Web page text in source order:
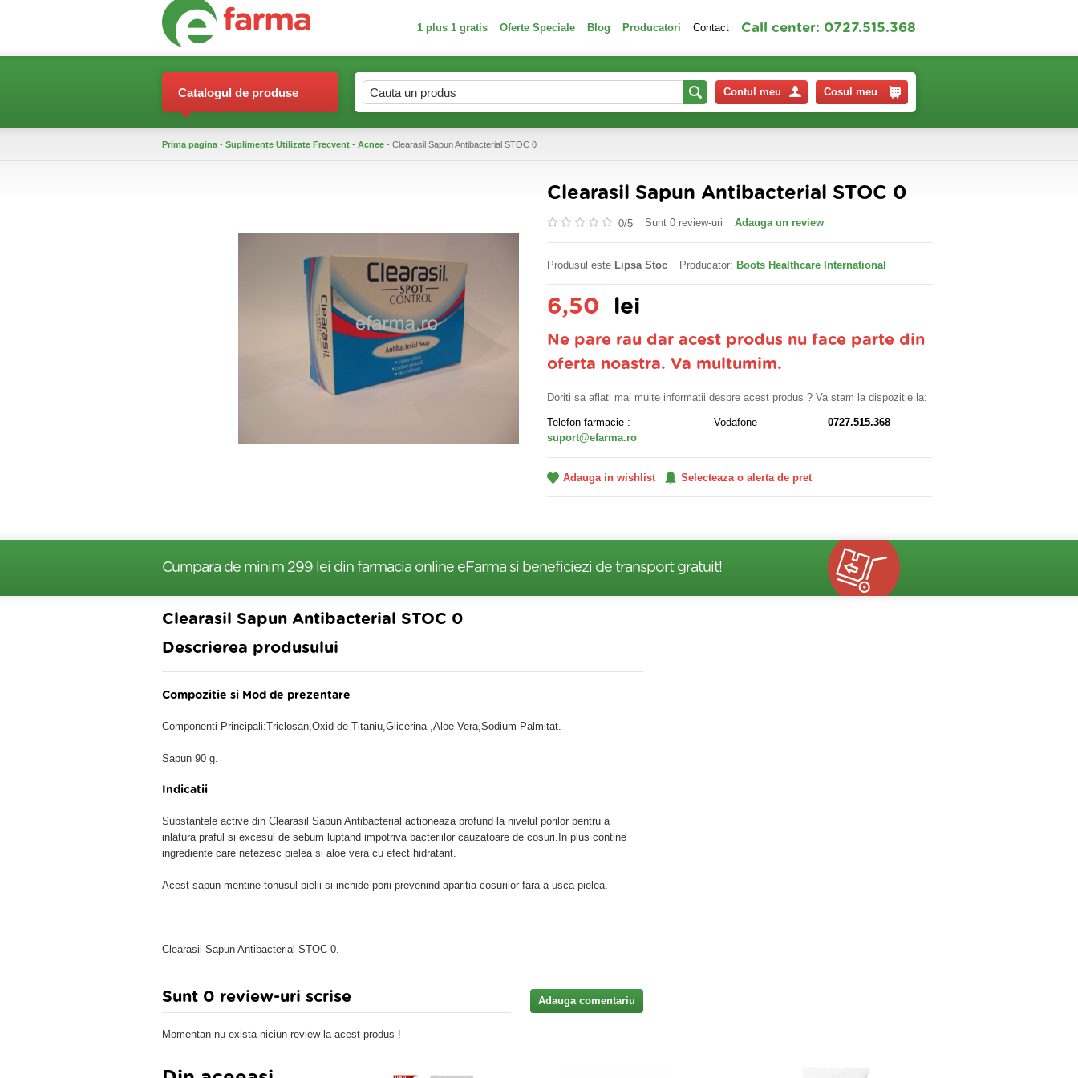
1 plus 1 gratis Oferte Speciale Blog Producatori Contact Call center: 0727.515.368
Catalogul de produse Contul meu Cosul meu
Prima pagina - Suplimente Utilizate Frecvent - Acnee - Clearasil Sapun Antibacterial STOC 0
Clearasil Sapun Antibacterial STOC 0
0/5 Sunt 0 review-uri Adauga un review
Produsul este Lipsa Stoc Producator: Boots Healthcare International
6,50 lei
Ne pare rau dar acest produs nu face parte din
oferta noastra. Va multumim.
Doriti sa aflati mai multe informatii despre acest produs ? Va stam la dispozitie la:
Telefon farmacie : Vodafone
0727.515.368
suport@efarma.ro
Adauga in wishlist Selecteaza o alerta de pret
Cumpara de minim 299 lei din farmacia online eFarma si beneficiezi de transport gratuit!
Clearasil Sapun Antibacterial STOC 0
Descrierea produsului
Compozitie si Mod de prezentare
Componenti Principali:Triclosan,Oxid de Titaniu,Glicerina ,Aloe Vera,Sodium Palmitat.
Sapun 90 g.
Indicatii
Substantele active din Clearasil Sapun Antibacterial actioneaza profund la nivelul porilor pentru a
inlatura praful si excesul de sebum luptand impotriva bacteriilor cauzatoare de cosuri.In plus contine
ingrediente care netezesc pielea si aloe vera cu efect hidratant.
Acest sapun mentine tonusul pielii si inchide porii prevenind aparitia cosurilor fara a usca pielea.
Clearasil Sapun Antibacterial STOC 0.
Sunt 0 review-uri scrise Adauga comentariu
Momentan nu exista niciun review la acest produs !